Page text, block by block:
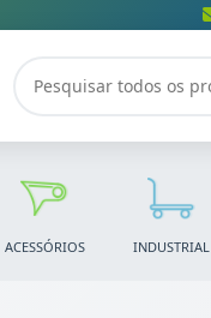
ACESSÓRIOS INDUSTRIAL